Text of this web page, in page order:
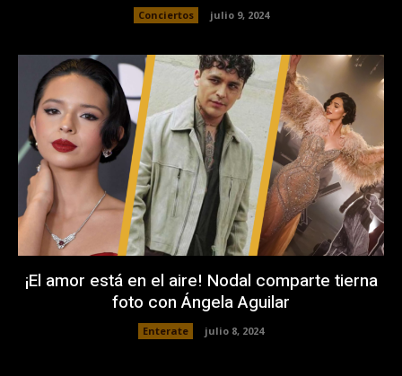
Conciertos julio 9, 2024
¡El amor está en el aire! Nodal comparte tierna
foto con Ángela Aguilar
Enterate julio 8, 2024